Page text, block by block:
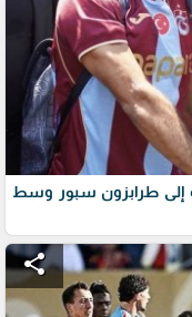
إلى طرابزون سبور وسط
share